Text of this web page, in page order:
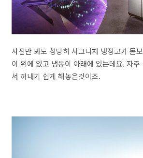
사진만 봐도 상당히 시그니처 냉장고가 돋
이 위에 있고 냉동이 아래에 있는데요. 자
서 꺼내기 쉽게 해놓은것이죠.